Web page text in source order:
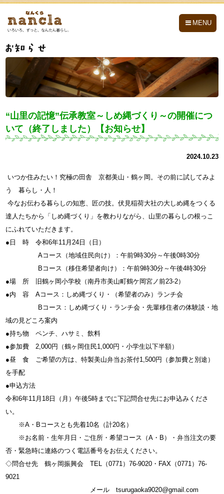
MENU
“山里の記憶”伝承教室～しめ縄づくり～の開催につ
いて（終了しました）【お知らせ】
2024.10.23
いつか住みたい！究極の田舎 京都美山・鶴ヶ岡。その前に試してみよ
う 暮らし・人！
今なお伝わる暮らしの知恵、匠の技。伏見稲荷大社の大しめ縄をつくる
達人たちから「しめ縄づくり」を教わりながら、山里の暮らしの根っこ
にふれていただきます。
●日 時 令和6年11月24日（日）
Aコース（地域住民向け）：午前9時30分～午後0時30分
Bコース（移住希望者向け）：午前9時30分～午後4時30分
●場 所 旧鶴ヶ岡小学校（南丹市美山町鶴ケ岡宮ノ前23-2）
●内 容 Aコース：しめ縄づくり・（希望者のみ）ランチ会
Bコース：しめ縄づくり・ランチ会・先輩移住者の体験談・地
域の見どころ案内
●持ち物 ペンチ、ハサミ、飲料
●参加費 2,000円（鶴ヶ岡住民1,000円・小学生以下半額）
●昼 食 ご希望の方は、特製美山弁当お茶付1,500円（参加費と別途）
を手配
●申込方法
令和6年11月18日（月）午後5時までに下記問合せ先にお申込みくださ
い。
※A・Bコースとも先着10名（計20名）
※お名前・生年月日・ご住所・希望コース（A・B）・弁当注文の要
否・緊急時に連絡のつく電話番号をお伝えください。
◇問合せ先 鶴ヶ岡振興会 TEL（0771）76-9020・FAX（0771）76-
9021
メール tsurugaoka9020@gmail.com